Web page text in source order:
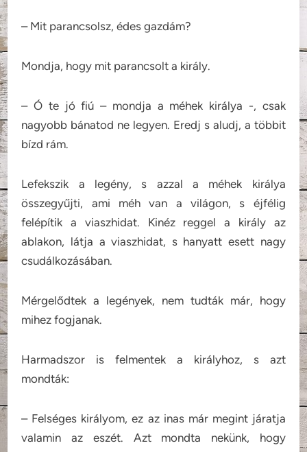
– Mit parancsolsz, édes gazdám?
Mondja, hogy mit parancsolt a király.
– Ó te jó fiú – mondja a méhek királya -, csak
nagyobb bánatod ne legyen. Eredj s aludj, a többit
bízd rám.
Lefekszik a legény, s azzal a méhek királya
összegyűjti, ami méh van a világon, s éjfélig
felépítik a viaszhidat. Kinéz reggel a király az
ablakon, látja a viaszhidat, s hanyatt esett nagy
csudálkozásában.
Mérgelődtek a legények, nem tudták már, hogy
mihez fogjanak.
Harmadszor is felmentek a királyhoz, s azt
mondták:
– Felséges királyom, ez az inas már megint járatja
valamin az eszét. Azt mondta nekünk, hogy